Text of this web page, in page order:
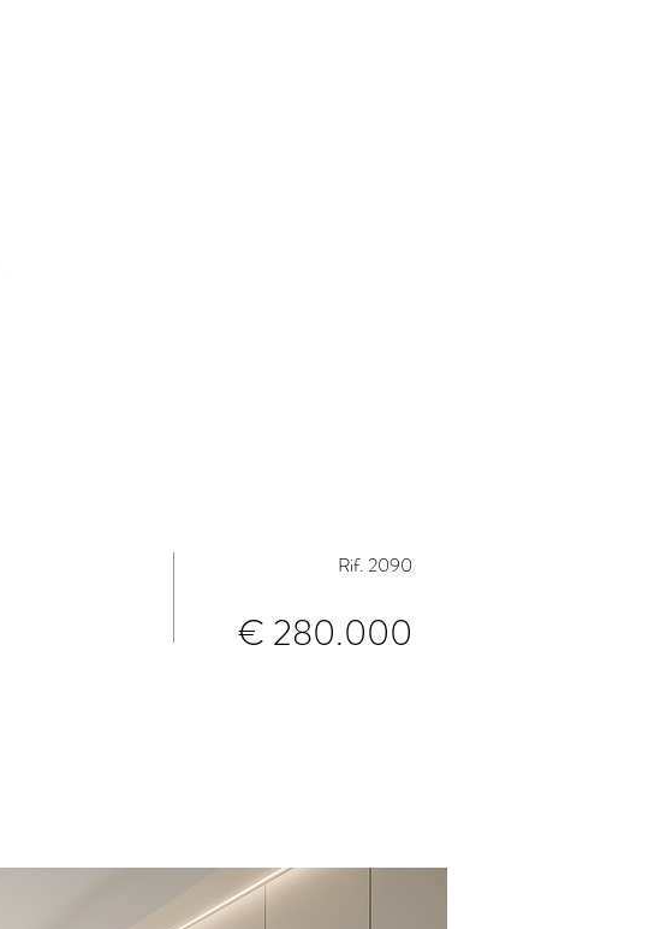
Rif. 2090
€ 280.000